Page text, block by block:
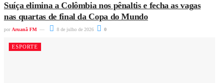
Suíça elimina a Colômbia nos pênaltis e fecha as vagas
nas quartas de final da Copa do Mundo
por Aruanã FM 8 de julho de 2026 0
ESPORTE